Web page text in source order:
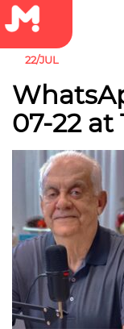
22/JUL
07-22 at